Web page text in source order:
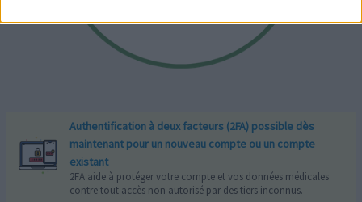
Authentification à deux facteurs (2FA) possible dès
maintenant pour un nouveau compte ou un compte
existant
2FA aide à protéger votre compte et vos données médicales
contre tout accès non autorisé par des tiers inconnus.